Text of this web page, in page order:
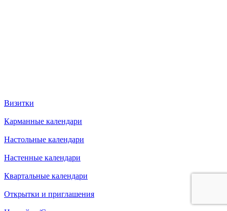
Визитки
Карманные календари
Настольные календари
Настенные календари
Квартальные календари
Открытки и приглашения